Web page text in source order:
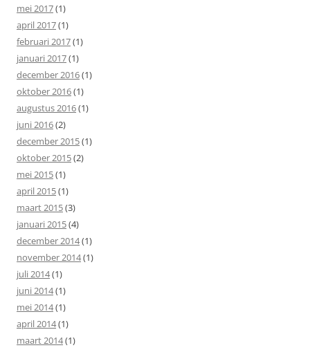
mei 2017(1)
april 2017(1)
februari 2017(1)
januari 2017(1)
december 2016(1)
oktober 2016(1)
augustus 2016(1)
juni 2016(2)
december 2015(1)
oktober 2015(2)
mei 2015(1)
april 2015(1)
maart 2015(3)
januari 2015(4)
december 2014(1)
november 2014(1)
juli 2014(1)
juni 2014(1)
mei 2014(1)
april 2014(1)
maart 2014(1)